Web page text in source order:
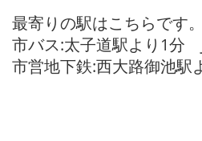
最寄りの駅はこちらです。
市バス:太子道駅より1分
市営地下鉄:西大路御池駅